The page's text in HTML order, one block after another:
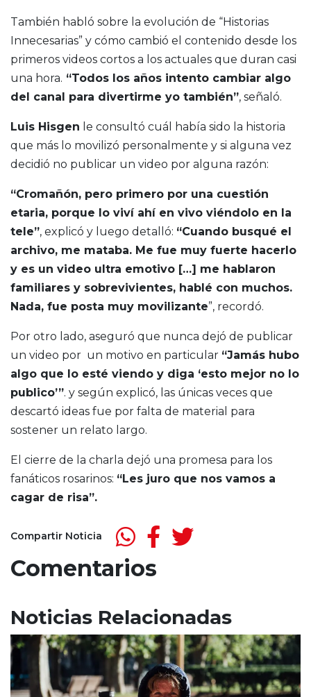
También habló sobre la evolución de “Historias
Innecesarias” y cómo cambió el contenido desde los
primeros videos cortos a los actuales que duran casi
una hora. “Todos los años intento cambiar algo
del canal para divertirme yo también”, señaló.
Luis Hisgen le consultó cuál había sido la historia
que más lo movilizó personalmente y si alguna vez
decidió no publicar un video por alguna razón:
“Cromañón, pero primero por una cuestión
etaria, porque lo viví ahí en vivo viéndolo en la
tele”, explicó y luego detalló: “Cuando busqué el
archivo, me mataba. Me fue muy fuerte hacerlo
y es un video ultra emotivo […] me hablaron
familiares y sobrevivientes, hablé con muchos.
Nada, fue posta muy movilizante”, recordó.
Por otro lado, aseguró que nunca dejó de publicar
un video por un motivo en particular “Jamás hubo
algo que lo esté viendo y diga ‘esto mejor no lo
publico’”. y según explicó, las únicas veces que
descartó ideas fue por falta de material para
sostener un relato largo.
El cierre de la charla dejó una promesa para los
fanáticos rosarinos: “Les juro que nos vamos a
cagar de risa”.
Compartir Noticia
Comentarios
Noticias Relacionadas